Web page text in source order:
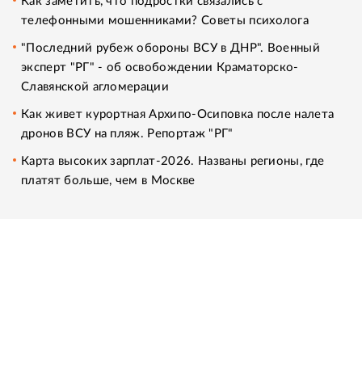
телефонными мошенниками? Советы психолога
"Последний рубеж обороны ВСУ в ДНР". Военный
эксперт "РГ" - об освобождении Краматорско-
Славянской агломерации
Как живет курортная Архипо-Осиповка после налета
дронов ВСУ на пляж. Репортаж "РГ"
Карта высоких зарплат-2026. Названы регионы, где
платят больше, чем в Москве